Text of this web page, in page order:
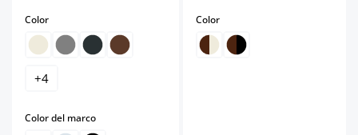
Colorselect
+4
Color del marcoselect
Colorselect